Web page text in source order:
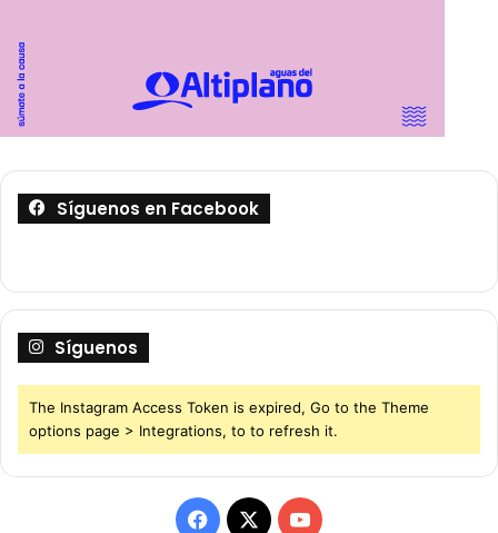
Síguenos en Facebook
Síguenos
The Instagram Access Token is expired, Go to the Theme
options page > Integrations, to to refresh it.
F
X
Y